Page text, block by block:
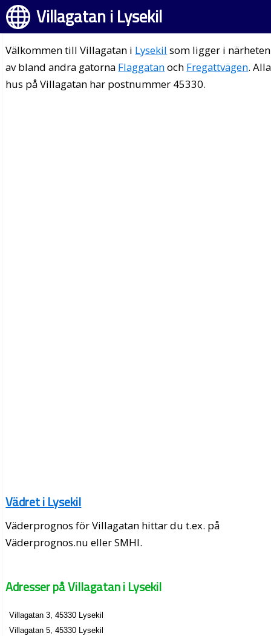
Villagatan i Lysekil
Välkommen till Villagatan i Lysekil som ligger i närheten
av bland andra gatorna Flaggatanoch Fregattvägen. Alla
hus på Villagatan har postnummer 45330.
Vädret i Lysekil
Väderprognos för Villagatan hittar du t.ex. på
Väderprognos.nu eller SMHI.
Adresser på Villagatan i Lysekil
Villagatan 3, 45330 Lysekil
Villagatan 5, 45330 Lysekil